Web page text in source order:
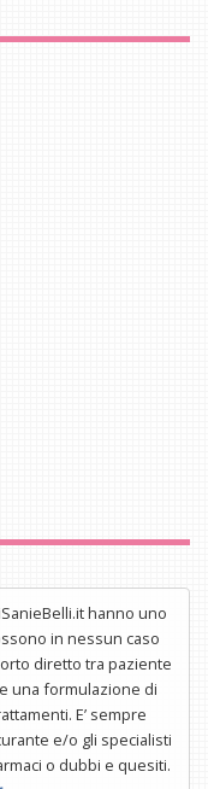
hanno uno
in nessun caso
diretto tra paziente
una formulazione di
E’ sempre
e/o gli specialisti
o dubbi e quesiti.